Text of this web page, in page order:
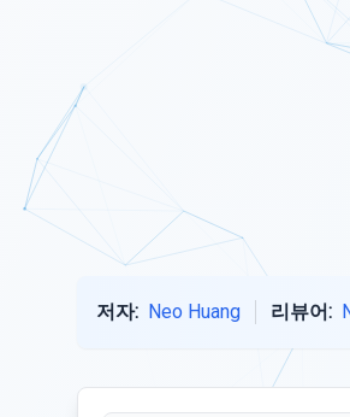
저자: Neo Huang 리뷰어: